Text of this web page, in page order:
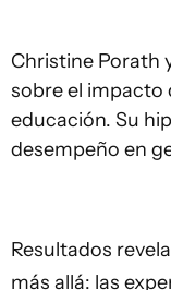
Christine Porath
sobre el impacto
educación. Su
desempeño en
Resultados
más allá: las